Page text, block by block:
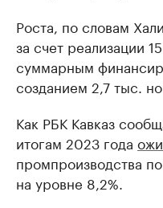
Роста, по словам
за счет реализации
суммарным
созданием 2,7 тыс.
Как РБК Кавказ
итогам 2023 года
промпроизводства
на уровне 8,2%.